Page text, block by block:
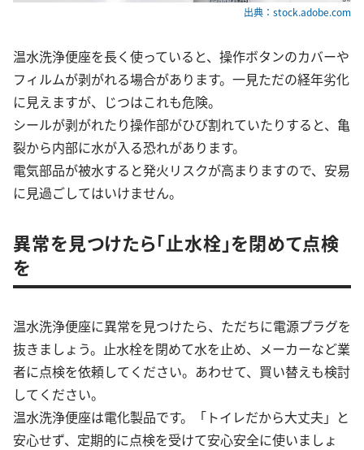
出典：stock.adobe.com
温水洗浄便座を長く使っていると、操作ボタンのカバーや
フィルムが剥がれる場合があります。一見ただの経年劣化
に見えますが、じつはこれも危険。
シールが剥がれたり操作部がひび割れていたりすると、亀
裂から内部に水が入る恐れがあります。
電気部品が被水すると発火リスクが高まりますので、安易
に見過ごしてはいけません。
異常を見つけたら「止水栓」を閉めて点検
を
温水洗浄便座に異常を見つけたら、ただちに電源プラグを
抜きましょう。止水栓を閉めて水を止め、メーカーなど業
者に点検を依頼してください。あわせて、買い替えも検討
してください。
温水洗浄便座は電化製品です。「トイレだから大丈夫」と
安心せず、定期的に点検を受けて安心安全に使いましょ